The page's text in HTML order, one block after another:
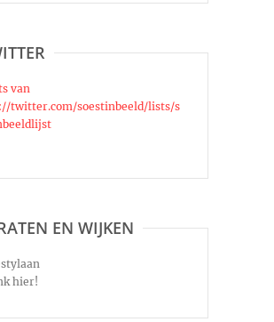
van
twitter.com/soestinbeeld/lists/s
EN WIJKEN
hier!